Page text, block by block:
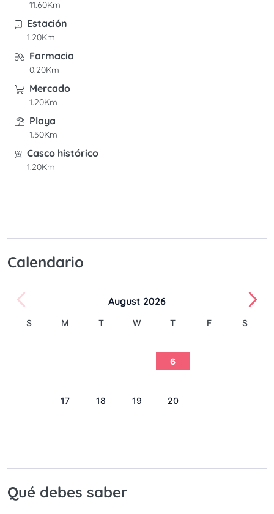
11.60Km
Estación
1.20Km
Farmacia
0.20Km
Mercado
1.20Km
Playa
1.50Km
Casco histórico
1.20Km
Calendario
August 2026
S M T W T F
S
6
17 18 19 20
Qué debes saber